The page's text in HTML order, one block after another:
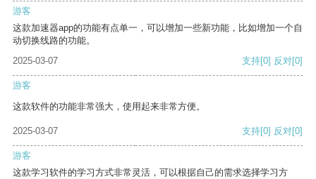
游客
这款加速器app的功能有点单一，可以增加一些新功能，比如增加一个自
动切换线路的功能。
2025-03-07
支持[0] 反对[0]
游客
这款软件的功能非常强大，使用起来非常方便。
2025-03-07 支持[0] 反对[0]
游客
这款学习软件的学习方式非常灵活，可以根据自己的需求选择学习方